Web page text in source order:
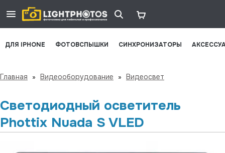
ДЛЯ IPHONE ФОТОВСПЫШКИ СИНХРОНИЗАТОРЫ
Главная » Видеооборудование » Видеосвет
Светодиодный осветитель
Phottix Nuada S VLED